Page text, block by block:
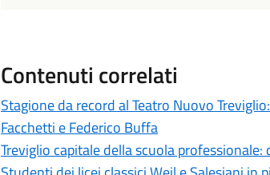
Contenuti correlati
Stagione da record al Teatro Nuovo
Facchetti e Federico Buffa
Treviglio capitale della scuola